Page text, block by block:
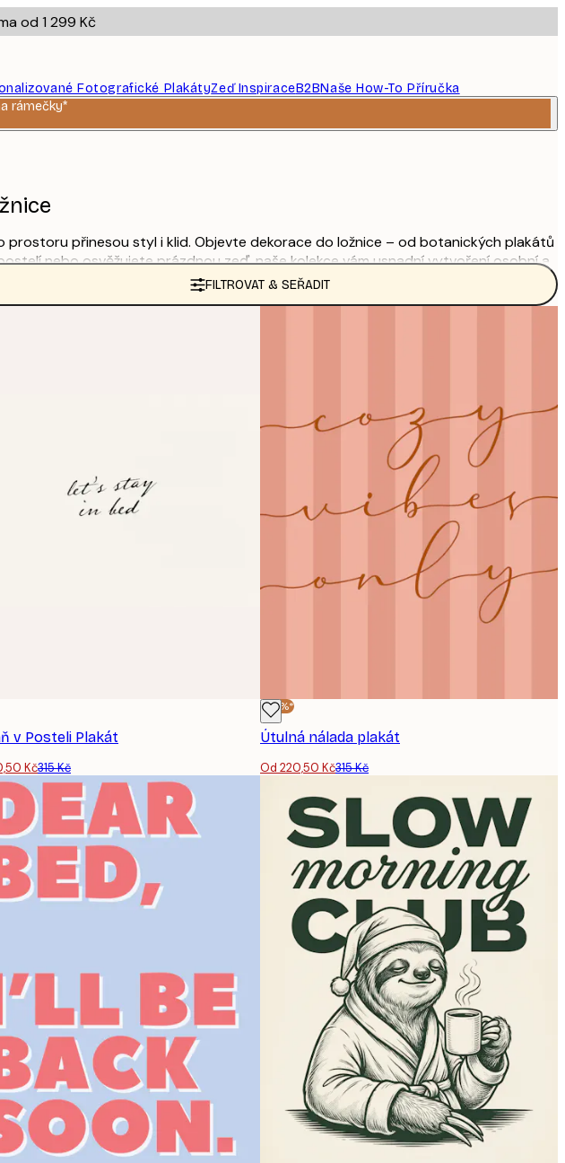
od 1 299 Kč
Fotografické PlakátyZeď InspiraceB2BNaše How-To Příručka
rámečky*
přinesou styl i klid. Objevte dekorace do ložnice – od botanických plakátů
nebo osvěžujete prázdnou zeď, naše kolekce vám usnadní vytvoření osobní a
FILTROVAT & SEŘADIT
v Posteli Plakát
Kč315 Kč
-30%*
Útulná nálada plakát
Od 220,50 Kč315 Kč